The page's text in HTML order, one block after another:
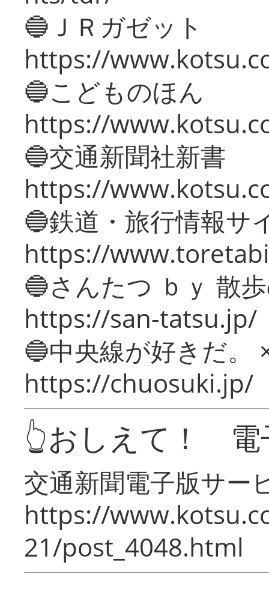
🔵ＪＲガゼット
https://
🔵こどものほん
https://
🔵交通新聞社新書
https://
🔵鉄道・旅行情報サ
https://
🔵さんたつ ｂｙ 散
https://san-tatsu.jp/
🔵中央線が好きだ。
https://chuosuki.jp/
👆おしえて！ 電
交通新聞電子版サー
https://
21/post_4048.html